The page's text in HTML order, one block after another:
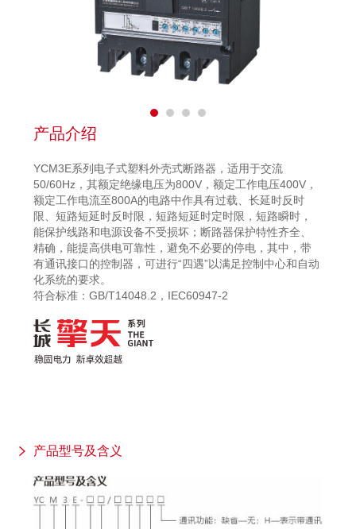
产品介绍
YCM3E系列电子式塑料外壳式断路器，适用于交流
50/60Hz，其额定绝缘电压为800V，额定工作电压400V，
额定工作电流至800A的电路中作具有过载、长延时反时
限、短路短延时反时限，短路短延时定时限，短路瞬时，
能保护线路和电源设备不受损坏；断路器保护特性齐全、
精确，能提高供电可靠性，避免不必要的停电，其中，带
有通讯接口的控制器，可进行“四遇”以满足控制中心和自动
化系统的要求。
符合标准：GB/T14048.2，IEC60947-2
产品型号及含义